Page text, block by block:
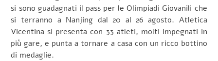
si sono guadagnati il pass per le Olimpiadi Giovanili che
si terranno a Nanjing dal 20 al 26 agosto. Atletica
Vicentina si presenta con 33 atleti, molti impegnati in
più gare, e punta a tornare a casa con un ricco bottino
di medaglie.